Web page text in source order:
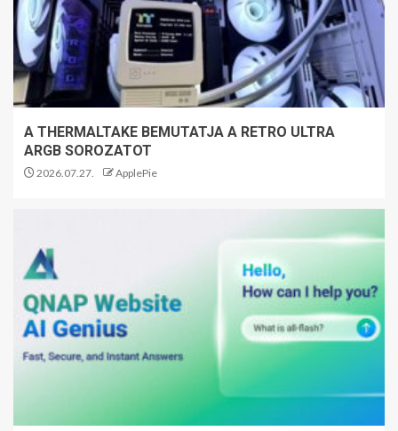
A THERMALTAKE BEMUTATJA A RETRO ULTRA
ARGB SOROZATOT
2026.07.27. ApplePie